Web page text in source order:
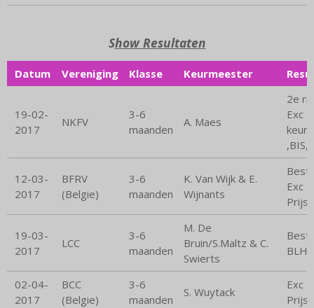
Show Resultaten
Datum Vereniging Klasse Keurmeester
19-02-
2017
NKFV
3-6
maanden
A. Maes
2e
Exc
,BIS,
12-03-
2017
BFRV
(Belgie)
3-6
maanden
K. Van Wijk & E.
Wijnants
Exc
Prijs,
19-03-
2017
LCC
3-6
maanden
M. De
Bruin/S.Maltz & C.
Swierts
BLH,
02-04-
2017
BCC
(Belgie)
3-6
maanden
S. Wuytack
Exc
Prijs,